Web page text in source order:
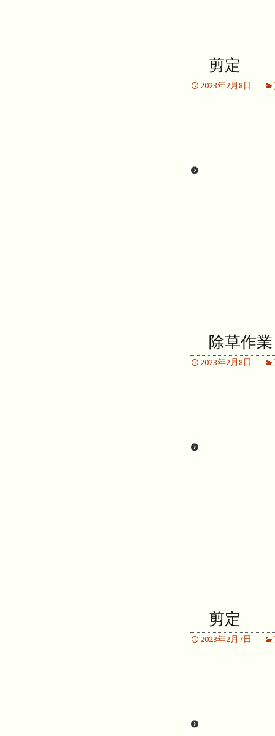
剪定
2023年2月8日
除草作業
2023年2月8日
剪定
2023年2月7日